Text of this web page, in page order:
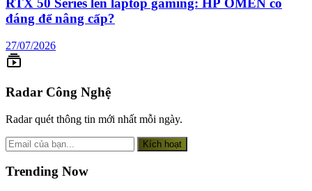
RTX 50 Series lên laptop gaming: HP OMEN có
đáng để nâng cấp?
27/07/2026
subscriptions
Radar Công Nghệ
Radar quét thông tin mới nhất mỗi ngày.
Kích hoạt
Trending Now